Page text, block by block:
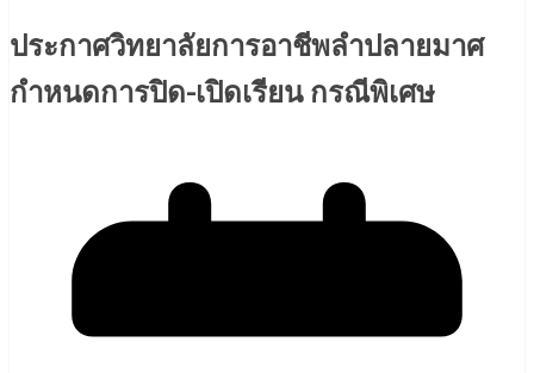
ประกาศวิทยาลัยการอาชีพลำปลายมาศ
กำหนดการปิด-เปิดเรียน กรณีพิเศษ